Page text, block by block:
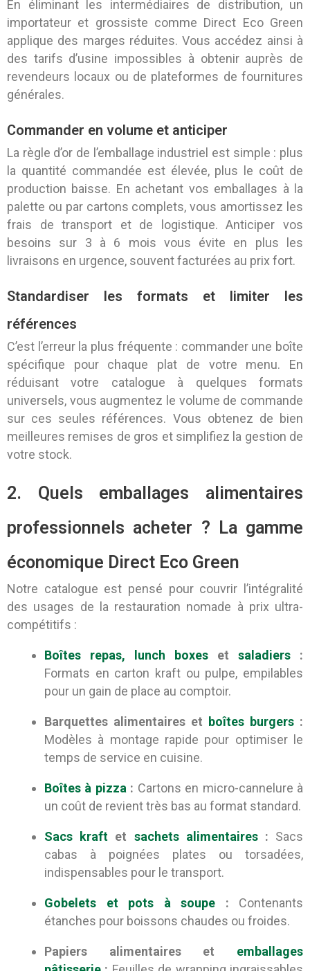
En éliminant les intermédiaires de distribution, un
importateur et grossiste comme Direct Eco Green
applique des marges réduites. Vous accédez ainsi à
des tarifs d’usine impossibles à obtenir auprès de
revendeurs locaux ou de plateformes de fournitures
générales.
Commander en volume et anticiper
La règle d’or de l’emballage industriel est simple : plus
la quantité commandée est élevée, plus le coût de
production baisse. En achetant vos emballages à la
palette ou par cartons complets, vous amortissez les
frais de transport et de logistique. Anticiper vos
besoins sur 3 à 6 mois vous évite en plus les
livraisons en urgence, souvent facturées au prix fort.
Standardiser les formats et limiter les
références
C’est l’erreur la plus fréquente : commander une boîte
spécifique pour chaque plat de votre menu. En
réduisant votre catalogue à quelques formats
universels, vous augmentez le volume de commande
sur ces seules références. Vous obtenez de bien
meilleures remises de gros et simplifiez la gestion de
votre stock.
2. Quels emballages alimentaires
professionnels acheter ? La gamme
économique Direct Eco Green
Notre catalogue est pensé pour couvrir l’intégralité
des usages de la restauration nomade à prix ultra-
compétitifs :
Boîtes repas, lunch boxes et saladiers :
Formats en carton kraft ou pulpe, empilables
pour un gain de place au comptoir.
Barquettes alimentaires et boîtes burgers :
Modèles à montage rapide pour optimiser le
temps de service en cuisine.
Boîtes à pizza : Cartons en micro-cannelure à
un coût de revient très bas au format standard.
Sacs kraft et sachets alimentaires: Sacs
cabas à poignées plates ou torsadées,
indispensables pour le transport.
Gobelets et pots à soupe : Contenants
étanches pour boissons chaudes ou froides.
Papiers alimentaires et emballages